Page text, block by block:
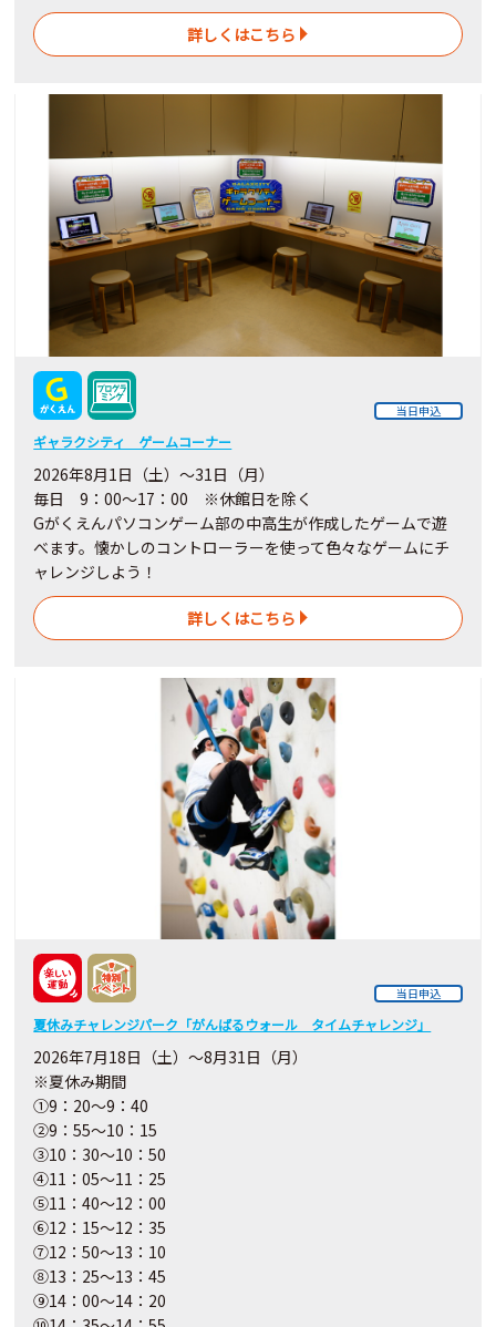
詳しくはこちら
当日申込
ギャラクシティ ゲームコーナー
2026年8月1日（土）～31日（月）
毎日 9：00～17：00 ※休館日を除く
Gがくえんパソコンゲーム部の中高生が作成したゲームで遊
べます。懐かしのコントローラーを使って色々なゲームにチ
ャレンジしよう！
詳しくはこちら
当日申込
夏休みチャレンジパーク「がんばるウォール タイムチャレンジ」
2026年7月18日（土）～8月31日（月）
※夏休み期間
①9：20～9：40
②9：55～10：15
③10：30～10：50
④11：05～11：25
⑤11：40～12：00
⑥12：15～12：35
⑦12：50～13：10
⑧13：25～13：45
⑨14：00～14：20